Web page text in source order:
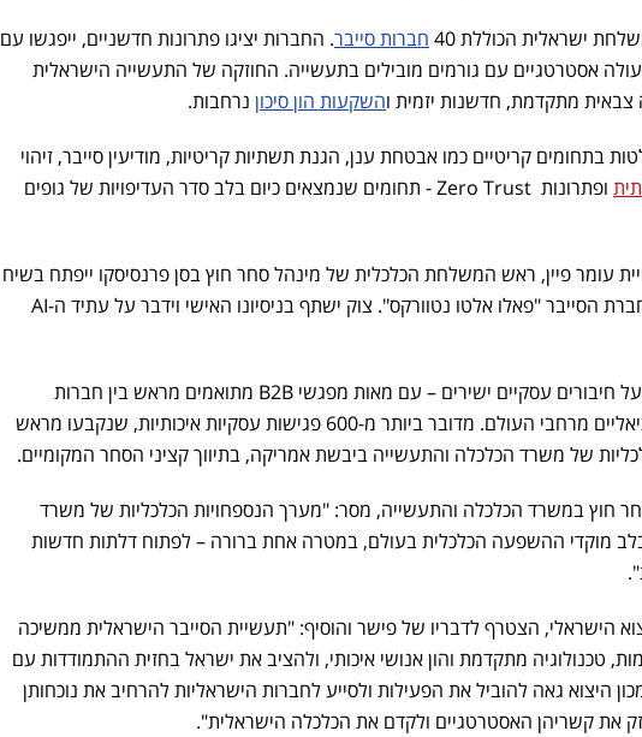
ישראלית הכוללת 40 חברות סייבר. החברות יציגו פתרונות חדשניים, ייפגשו עם
אסטרטגיים עם גורמים מובילים בתעשייה. החוזקה של התעשייה הישראלית
צבאית מתקדמת, חדשנות יזמית והשקעות הון סיכון נרחבות.
בתחומים קריטיים כמו אבטחת ענן, הגנת תשתיות קריטיות, מודיעין סייבר, זיהוי
ופתרונות Zero Trust - תחומים שנמצאים כיום בלב סדר העדיפויות של גופים
עומר פיין, ראש המשלחת הכלכלית של מינהל סחר חוץ בסן פרנסיסקו ייפתח בשיח
, מייסד חברת הסייבר "פאלו אלטו נטוורקס". צוק ישתף בניסיונו האישי וידבר על עתיד ה-AI
בהמשך, דגש מיוחד יושם על חיבורים עסקיים ישירים – עם מאות מפגשי B2B מתואמים מראש בין חברות
ישראליות לשותפים פוטנציאליים מרחבי העולם. מדובר ביותר מ-600 פגישות עסקיות איכותיות, שנקבעו מראש
של משרד הכלכלה והתעשייה ביבשת אמריקה, בתיווך קציני הסחר המקומיים.
חוץ במשרד הכלכלה והתעשייה, מסר: "מערך הנספחויות הכלכליות של משרד
מוקדי ההשפעה הכלכלית בעולם, במטרה אחת ברורה – לפתוח דלתות חדשות
הישראלי, הצטרף לדבריו של פישר והוסיף: "תעשיית הסייבר הישראלית ממשיכה
טכנולוגיה מתקדמת והון אנושי איכותי, ולהציב את ישראל בחזית ההתמודדות עם
היצוא גאה להוביל את הפעילות ולסייע לחברות הישראליות להרחיב את נוכחותן
את קשריהן האסטרטגיים ולקדם את הכלכלה הישראלית".